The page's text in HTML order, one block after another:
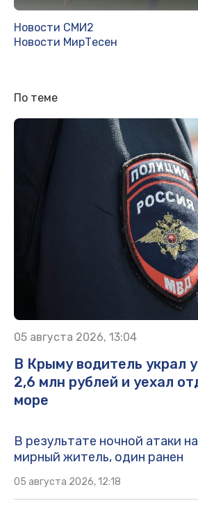
Новости СМИ2
Новости МирТесен
По теме
05 августа 2026, 13:04
В Крыму водитель украл
2,6 млн рублей и уехал
море
В результате ночной атаки
мирный житель, один ранен
05 августа 2026, 12:18